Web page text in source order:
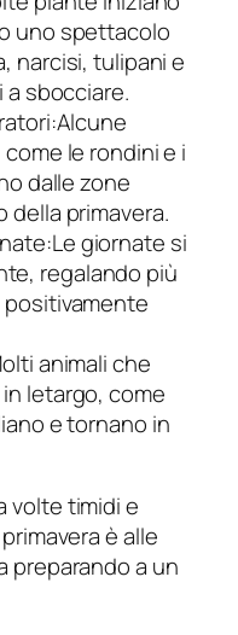
uno spettacolo
narcisi, tulipani e
a sbocciare.
le rondini e i
dalle zone
della primavera.
giornate si
regalando più
animali che
letargo, come
e tornano in
volte timidi e
è alle
preparando a un